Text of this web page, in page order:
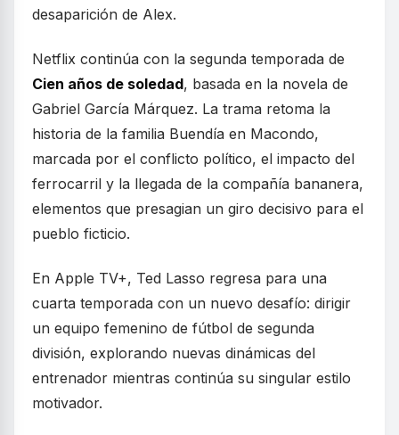
desaparición de Alex.
Netflix continúa con la segunda temporada de
Cien años de soledad, basada en la novela de
Gabriel García Márquez. La trama retoma la
historia de la familia Buendía en Macondo,
marcada por el conflicto político, el impacto del
ferrocarril y la llegada de la compañía bananera,
elementos que presagian un giro decisivo para el
pueblo ficticio.
En Apple TV+, Ted Lasso regresa para una
cuarta temporada con un nuevo desafío: dirigir
un equipo femenino de fútbol de segunda
división, explorando nuevas dinámicas del
entrenador mientras continúa su singular estilo
motivador.